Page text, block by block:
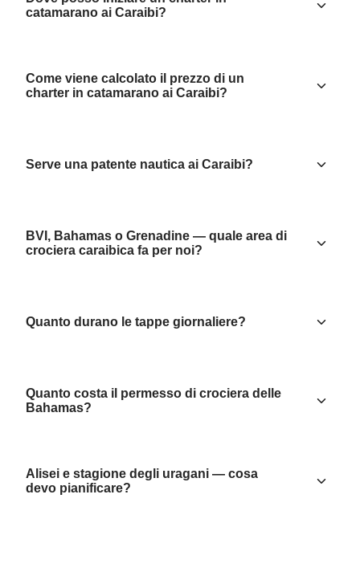
catamarano ai Caraibi?
Come viene calcolato il prezzo di un
charter in catamarano ai Caraibi?
Serve una patente nautica ai Caraibi?
BVI, Bahamas o Grenadine — quale area di
crociera caraibica fa per noi?
Quanto durano le tappe giornaliere?
Quanto costa il permesso di crociera delle
Bahamas?
Alisei e stagione degli uragani — cosa
devo pianificare?